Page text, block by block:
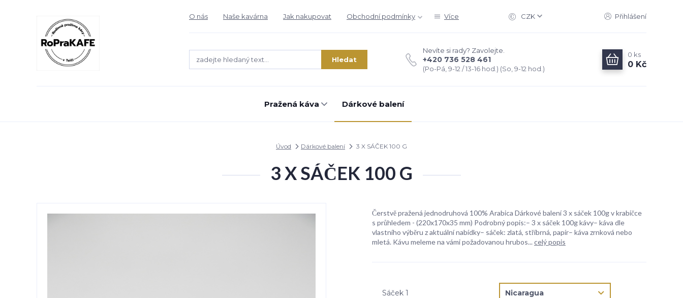
O nás Naše kavárna Jak nakupovat Obchodní podmínky Více CZK Přihlášení
Hledat
Nevíte si rady? Zavolejte.
+420 736 528 461
(Po-Pá, 9-12 / 13-16 hod.) (So, 9-12 hod.)
0 ks
0 Kč
Pražená káva Dárkové balení
Úvod Dárkové balení 3 X SÁČEK 100 G
3 X SÁČEK 100 G
Čerstvě pražená jednodruhová 100% Arabica Dárkové balení 3 x sáček 100g v krabičce
s průhledem - (220x170x35 mm) Podrobný popis:– 3 x sáček 100g kávy– káva dle
vlastního výběru z aktuální nabídky– sáček: zlatá, stříbrná, papír– káva zrnková nebo
mletá. Kávu meleme na vámi požadovanou hrubos... celý popis
Sáček 1